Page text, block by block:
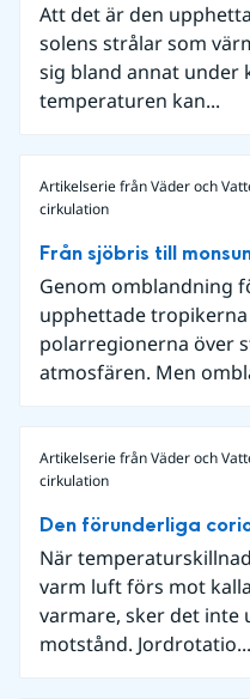
Att det är den
solens strålar som
sig bland annat under
temperaturen kan...
Artikelserie från Väder och
cirkulation
Från sjöbris till
Genom omblandning
upphettade tropikerna
polarregionerna över
atmosfären. Men
Artikelserie från Väder och
cirkulation
Den förunderliga
När
varm luft förs mot
varmare, sker det inte
motstånd. Jordrotatio...